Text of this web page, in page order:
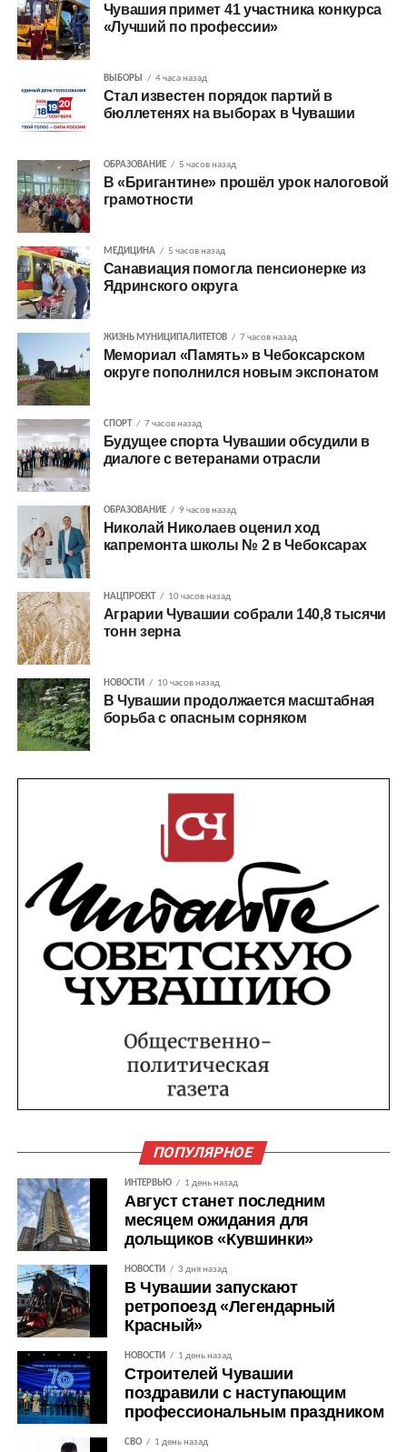
Чувашия примет 41 участника конкурса
«Лучший по профессии»
ВЫБОРЫ 4 часа назад
Стал известен порядок партий в
бюллетенях на выборах в Чувашии
ОБРАЗОВАНИЕ 5 часов назад
В «Бригантине» прошёл урок налоговой
грамотности
МЕДИЦИНА 5 часов назад
Санавиация помогла пенсионерке из
Ядринского округа
ЖИЗНЬ МУНИЦИПАЛИТЕТОВ 7 часов назад
Мемориал «Память» в Чебоксарском
округе пополнился новым экспонатом
СПОРТ 7 часов назад
Будущее спорта Чувашии обсудили в
диалоге с ветеранами отрасли
ОБРАЗОВАНИЕ 9 часов назад
Николай Николаев оценил ход
капремонта школы № 2 в Чебоксарах
НАЦПРОЕКТ 10 часов назад
Аграрии Чувашии собрали 140,8 тысячи
тонн зерна
НОВОСТИ 10 часов назад
В Чувашии продолжается масштабная
борьба с опасным сорняком
ПОПУЛЯРНОЕ
ИНТЕРВЬЮ 1 день назад
Август станет последним
месяцем ожидания для
дольщиков «Кувшинки»
НОВОСТИ 3 дня назад
В Чувашии запускают
ретропоезд «Легендарный
Красный»
НОВОСТИ 1 день назад
Строителей Чувашии
поздравили с наступающим
профессиональным праздником
СВО 1 день назад